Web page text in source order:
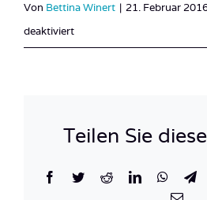
Von Bettina Winert | 21. Februar
deaktiviertfür
Teilen Sie
Facebook
TwitterRedditLinkedIn
E-